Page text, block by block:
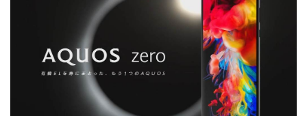
生成式AI與雲端應用
Enterprise Digital Transformation